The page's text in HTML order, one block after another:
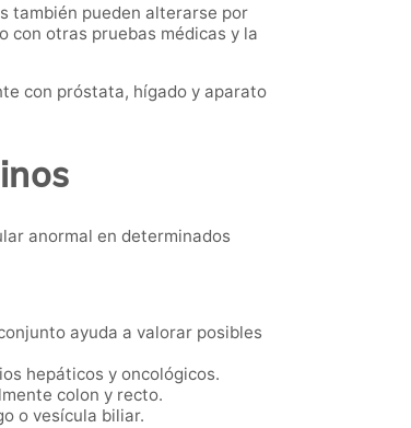
también pueden alterarse por
con otras pruebas médicas y la
con próstata, hígado y aparato
anormal en determinados
ayuda a valorar posibles
hepáticos y oncológicos.
colon y recto.
o vesícula biliar.